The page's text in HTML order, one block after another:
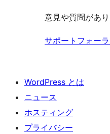
ー
ュ
ー
意見や質問があ
サポートフォー
WordPress とは
ニュース
ホスティング
プライバシー